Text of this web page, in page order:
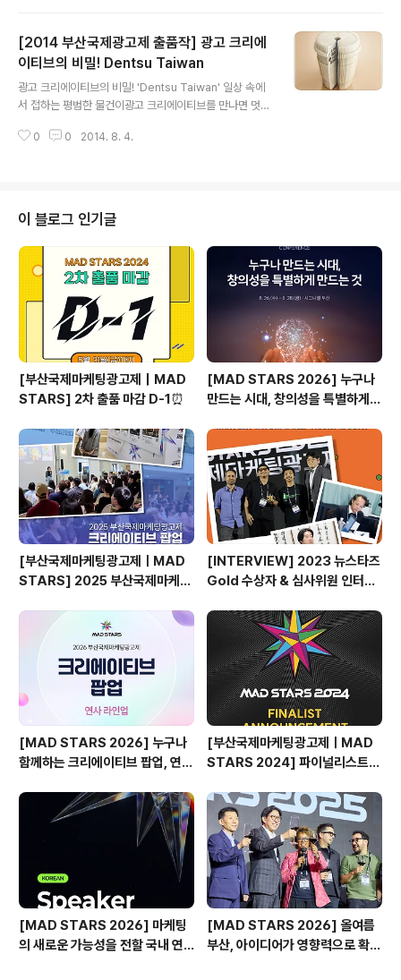
야!" 일본의 AB Workout 운동기구 광고입니다. 그냥 직
접 감상해 보세요. 터져나오는 웃음을 주체할 수 없을거에
요^^ 등장 인물이 뒤로 자빠졌다 벌떡 일어나는 모습과 C
M송이 울리는 광고에요. 보고나면 자꾸만 귓가에 '완다
코-어~~' 하는 노래가 울리네요! 인터넷에서 전세계적으
로 화제가 된 웃긴 광고라고 합니다^^ Of all the ..
[2014 부산국제광고제 출품작] 광고 크리에
이티브의 비밀! Dentsu Taiwan
광고 크리에이티브의 비밀! 'Dentsu Taiwan' 일상 속에
서 접하는 평범한 물건이광고 크리에이티브를 만나면 멋지
있지? 정말 기발한 광고인데?'라며 한번 더 눈길이 가고, 무
히는 덴츠(Dentsu),그중 덴츠 타이완(Dentsu Taiwan)
의 Print광고를 보면광고인이 제품을 볼 때 바라보는 시각
을 살~짝 엿볼 수 있답니다. 그들에게 제품은 단순한 제품
이 아닌, 스토리와 프로페셔널한 이미지를 담고 있는한편
의 영화, 책과 같다고 하네요~ 덴츠 타이완의 'Coffee',..
0 0 2014. 8. 4.
이 블로그 인기글
[부산국제마케팅광고제｜MAD
STARS] 2차 출품 마감 D-1⏰
[MAD STARS 2026] 누구나
만드는 시대, 창의성을 특별하게
[부산국제마케팅광고제ㅣMAD
STARS] 2025 부산국제마케팅
기
[INTERVIEW] 2023 뉴스타즈
Gold 수상자 & 심사위원 인터뷰
[MAD STARS 2026] 누구나
함께하는 크리에이티브 팝업, 연사
[부산국제마케팅광고제ㅣMAD
STARS 2024] 파이널리스트
[MAD STARS 2026] 마케팅
의 새로운 가능성을 전할 국내 연
[MAD STARS 2026] 올여름
부산, 아이디어가 영향력으로 확장